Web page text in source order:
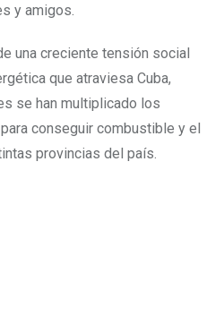
y amigos.
una creciente tensión social
que atraviesa Cuba,
se han multiplicado los
conseguir combustible y el
provincias del país.